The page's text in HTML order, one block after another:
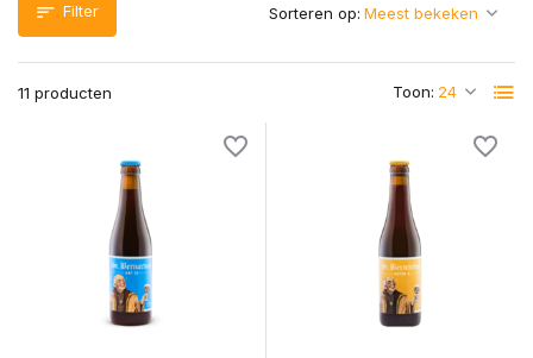
Filter
11 producten Toon:
Sorteren op: